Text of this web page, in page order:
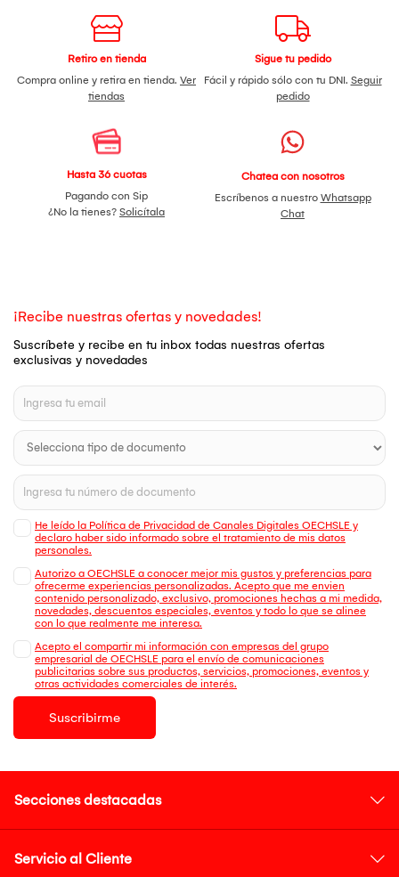
Retiro en tienda
Compra online y retira en tienda. Ver
tiendas
Sigue tu pedido
Fácil y rápido sólo con tu DNI. Seguir
pedido
Hasta 36 cuotas
Pagando con Sip
¿No la tienes? Solicítala
Chatea con nosotros
Escríbenos a nuestro Whatsapp
Chat
¡Recibe nuestras ofertas y novedades!
Suscríbete y recibe en tu inbox todas nuestras ofertas
exclusivas y novedades
He leído la Política de Privacidad de Canales Digitales OECHSLE y
declaro haber sido informado sobre el tratamiento de mis datos
personales.
Autorizo a OECHSLE a conocer mejor mis gustos y preferencias para
ofrecerme experiencias personalizadas. Acepto que me envien
contenido personalizado, exclusivo, promociones hechas a mi medida,
novedades, descuentos especiales, eventos y todo lo que se alinee
con lo que realmente me interesa.
Acepto el compartir mi información con empresas del grupo
empresarial de OECHSLE para el envío de comunicaciones
publicitarias sobre sus productos, servicios, promociones, eventos y
otras actividades comerciales de interés.
Suscribirme
Secciones destacadas
Servicio al Cliente